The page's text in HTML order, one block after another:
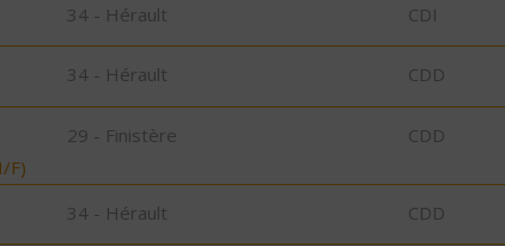
34 - Hérault CDI
34 - Hérault CDD
F)
29 - Finistère CDD
34 - Hérault CDD